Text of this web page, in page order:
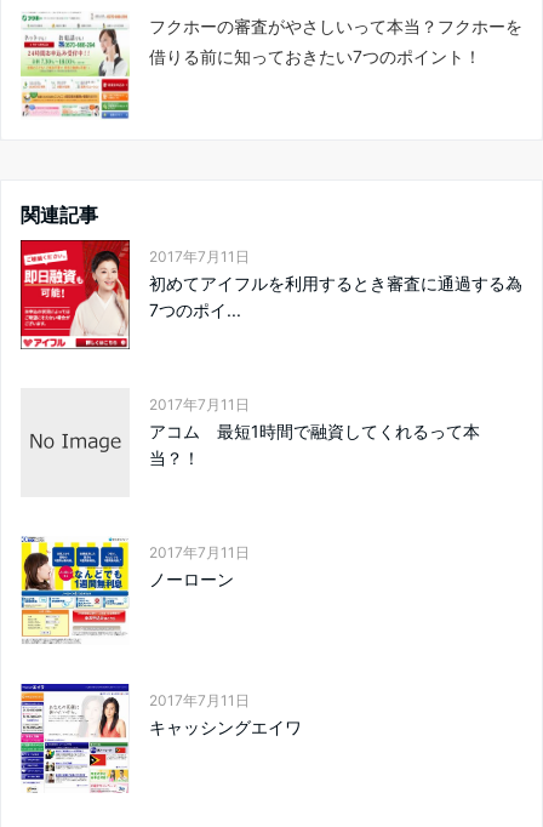
フクホーの審査がやさしいって本当？フクホーを
借りる前に知っておきたい7つのポイント！
関連記事
2017年7月11日
初めてアイフルを利用するとき審査に通過する為
7つのポイ...
2017年7月11日
アコム 最短1時間で融資してくれるって本
当？！
2017年7月11日
ノーローン
2017年7月11日
キャッシングエイワ